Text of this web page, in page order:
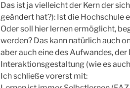
Das ist ja vielleicht der Kern der
geändert hat?): Ist die Hochschule
Oder soll hier lernen ermöglicht,
werden? Das kann natürlich auch
aber auch eine des Aufwandes,
Interaktionsgestaltung (wie es
Ich schließe vorerst mit: